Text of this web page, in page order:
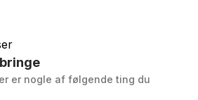
er nogle af følgende ting du